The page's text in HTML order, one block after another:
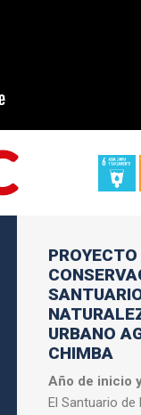
PROYECTO
URBANO
CHIMBA
Año de inicio
El Santuario de